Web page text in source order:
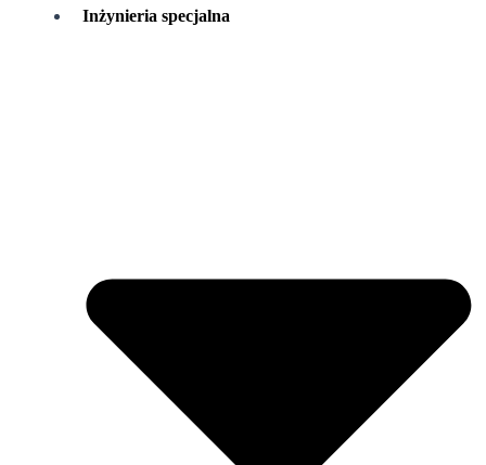
Inżynieria specjalna